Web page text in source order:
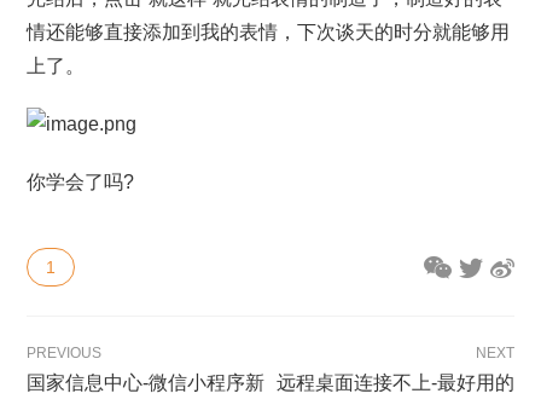
情还能够直接添加到我的表情，下次谈天的时分就能够用
上了。
你学会了吗?
1
PREVIOUS
国家信息中心-微信小程序新
NEXT
远程桌面连接不上-最好用的